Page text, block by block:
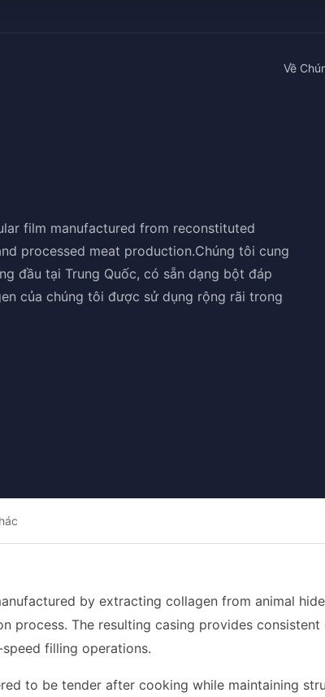
Về
film manufactured from reconstituted
processed meat production.Chúng tôi cung
đầu tại Trung Quốc, có sẵn dạng bột đáp
của chúng tôi được sử dụng rộng rãi trong
by extracting collagen from animal
process. The resulting casing provides
filling operations.
to be tender after cooking while maintaining